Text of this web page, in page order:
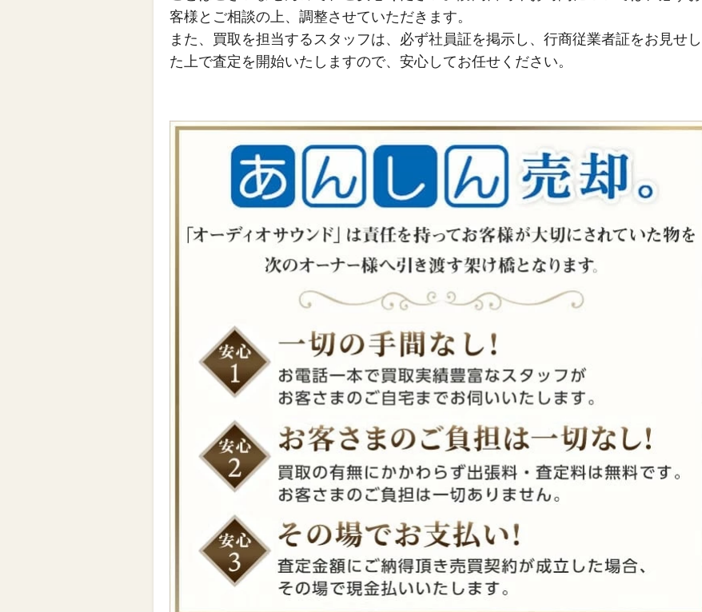
客様とご相談の上、調整させていただきます。
また、買取を担当するスタッフは、必ず社員証を掲示し、行商従業者証をお見せし
た上で査定を開始いたしますので、安心してお任せください。